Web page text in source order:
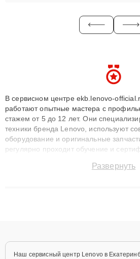
В сервисном центре ekb.lenovo-
работают опытные мастера с
стажем от 5 до 12 лет. Они
техники бренда Lenovo, используют
оборудование и оригинальные
регулярно проходит обучение и
технику с сохранением гарантии до 3
Развернуть
Наш сервисный центр Lenovo в